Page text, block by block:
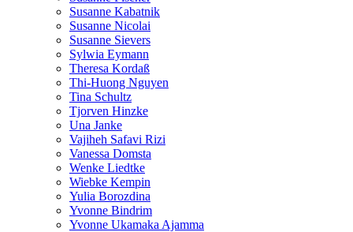
Susanne Kabatnik
Susanne Nicolai
Susanne Sievers
Sylwia Eymann
Theresa Kordaß
Thi-Huong Nguyen
Tina Schultz
Tjorven Hinzke
Una Janke
Vajiheh Safavi Rizi
Vanessa Domsta
Wenke Liedtke
Wiebke Kempin
Yulia Borozdina
Yvonne Bindrim
Yvonne Ukamaka Ajamma